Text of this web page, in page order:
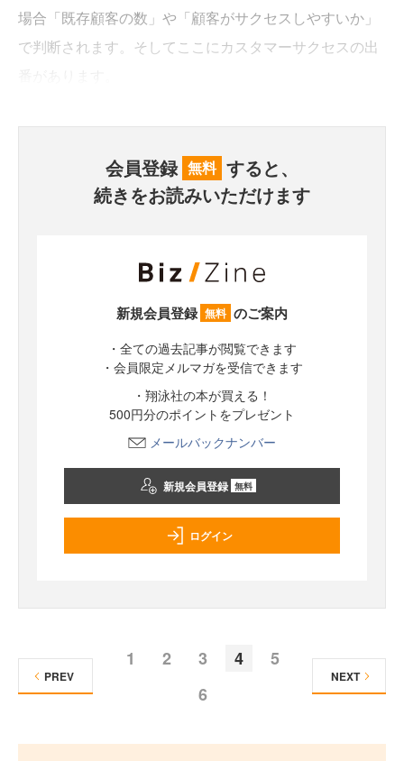
場合「既存顧客の数」や「顧客がサクセスしやすいか」
で判断されます。そしてここにカスタマーサクセスの出
会員登録 無料 すると、
続きをお読みいただけます
新規会員登録 無料 のご案内
・全ての過去記事が閲覧できます
・会員限定メルマガを受信できます
・翔泳社の本が買える！
500円分のポイントをプレゼント
メールバックナンバー
新規会員登録 無料
ログイン
1 2 3 4
5
6
PREV NEXT